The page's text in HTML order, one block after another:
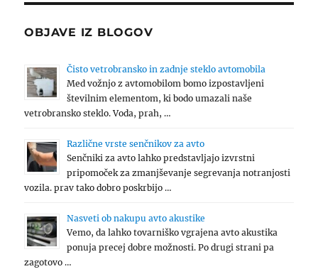
OBJAVE IZ BLOGOV
Čisto vetrobransko in zadnje steklo avtomobila
Med vožnjo z avtomobilom bomo izpostavljeni
številnim elementom, ki bodo umazali naše
vetrobransko steklo. Voda, prah, …
Različne vrste senčnikov za avto
Senčniki za avto lahko predstavljajo izvrstni
pripomoček za zmanjševanje segrevanja notranjosti
vozila. prav tako dobro poskrbijo …
Nasveti ob nakupu avto akustike
Vemo, da lahko tovarniško vgrajena avto akustika
ponuja precej dobre možnosti. Po drugi strani pa
zagotovo …